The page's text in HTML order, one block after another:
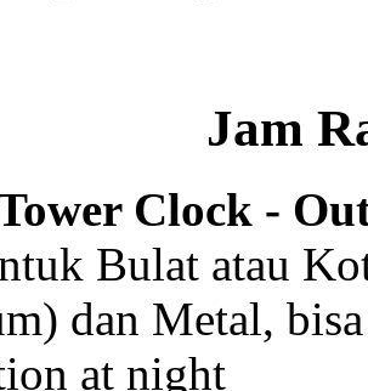
Jam
Clock -
Bulat atau
dan Metal,
at night